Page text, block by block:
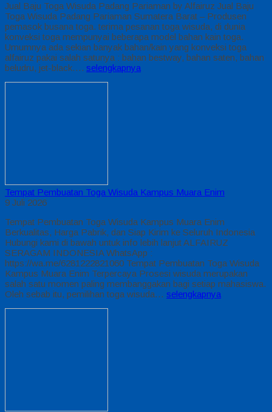
Jual Baju Toga Wisuda Padang Pariaman by Alfairuz Jual Baju
Toga Wisuda Padang Pariaman Sumatera Barat – Produsen
pemasok busana toga. terima pesanan toga wisuda, di dunia
konveksi toga mempunyai beberapa model bahan kain toga.
Umumnya ada sekian banyak bahan/kain yang konveksi toga
alfairuz pakai salah satunya : bahan bestway, bahan saten, bahan
beludru, jet-black…. selengkapnya
Tempat Pembuatan Toga Wisuda Kampus Muara Enim
9 Juli 2026
Tempat Pembuatan Toga Wisuda Kampus Muara Enim
Berkualitas, Harga Pabrik, dan Siap Kirim ke Seluruh Indonesia
Hubungi kami di bawah untuk info lebih lanjut ALFAIRUZ
SERAGAM INDONESIA WhatsApp :
https://wa.me/6281222821060 Tempat Pembuatan Toga Wisuda
Kampus Muara Enim Terpercaya Prosesi wisuda merupakan
salah satu momen paling membanggakan bagi setiap mahasiswa.
Oleh sebab itu, pemilihan toga wisuda… selengkapnya